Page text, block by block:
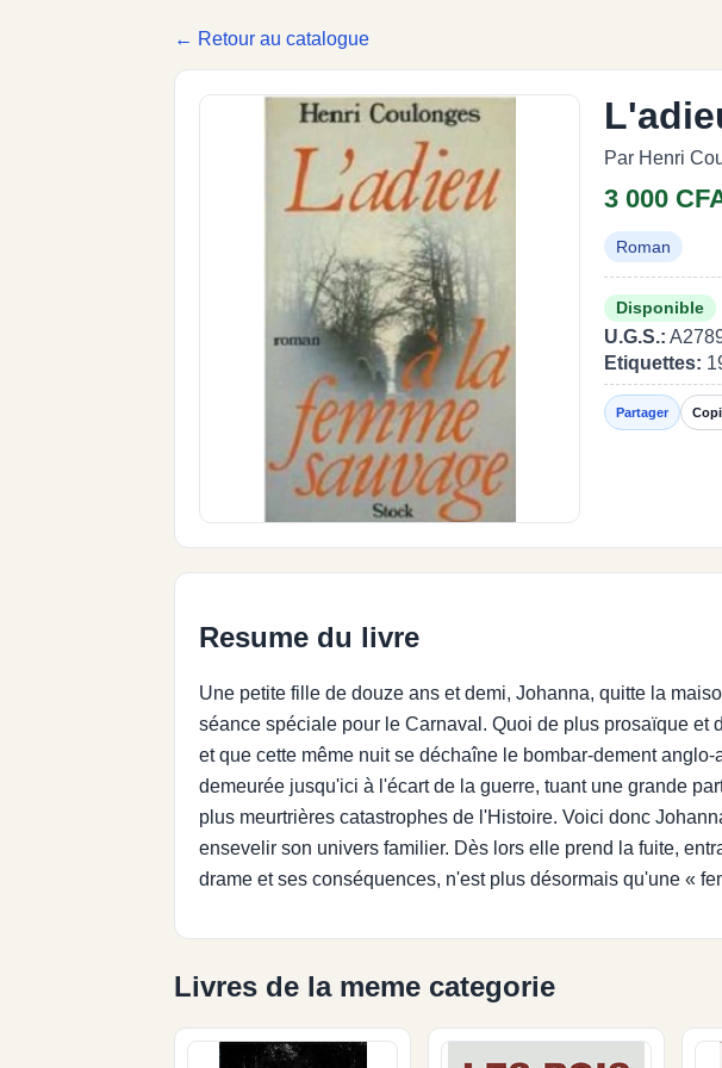
← Retour au catalogue
Par Henri
3 000
Roman
Disponible
U.G.S.:
Etiquettes:
Partager
Resume du livre
Une petite fille de douze ans et demi, Johanna, quitte la
séance spéciale pour le Carnaval. Quoi de plus prosaïque et
et que cette même nuit se déchaîne le bombar-dement
demeurée jusqu'ici à l'écart de la guerre, tuant une grande
plus meurtrières catastrophes de l'Histoire. Voici donc
ensevelir son univers familier. Dès lors elle prend la fuite,
drame et ses conséquences, n'est plus désormais qu'une «
Livres de la meme categorie